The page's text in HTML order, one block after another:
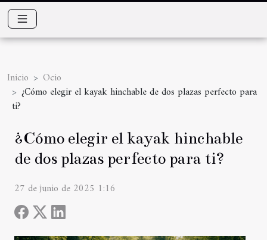
Inicio
Ocio
¿Cómo elegir el kayak hinchable de dos plazas perfecto para
ti?
¿Cómo elegir el kayak hinchable
de dos plazas perfecto para ti?
27 de junio de 2025 1:16